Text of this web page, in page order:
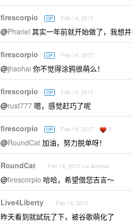
firescorpio OP Feb 14, 2017
@Phariel 其实一年前就开始做了，我想
firescorpio OP Feb 14, 2017
@jhaohai 你不觉得涂鸦很萌么！
firescorpio OP Feb 14, 2017
@rust777 嗯，感觉赶巧了呢
firescorpio OP Feb 14, 2017 1
@RoundCat 加油，努力脱单呀！
RoundCat Feb 14, 2017 via Android
@firescorpio 哈哈，希望借您吉言～
Live4Liberty Feb 14, 2017
昨天看到就試玩了下，被谷歌萌化了